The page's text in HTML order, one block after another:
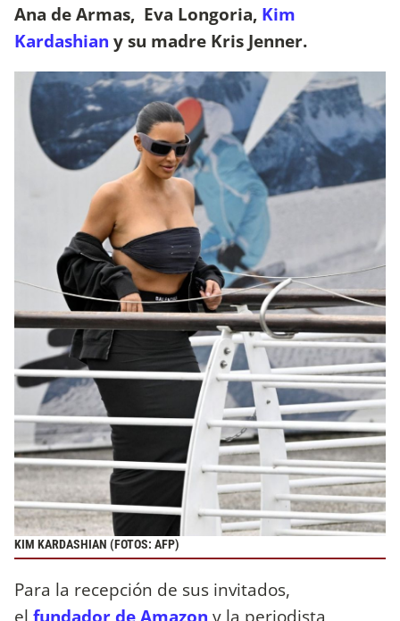
Ana de Armas, Eva Longoria, Kim
Kardashian y su madre Kris Jenner.
KIM KARDASHIAN (FOTOS: AFP)
Para la recepción de sus invitados,